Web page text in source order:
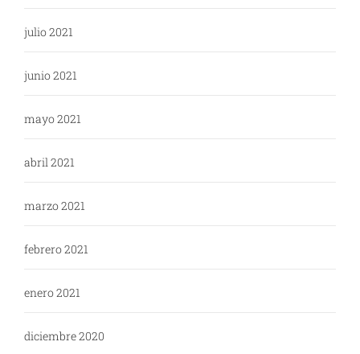
julio 2021
junio 2021
mayo 2021
abril 2021
marzo 2021
febrero 2021
enero 2021
diciembre 2020